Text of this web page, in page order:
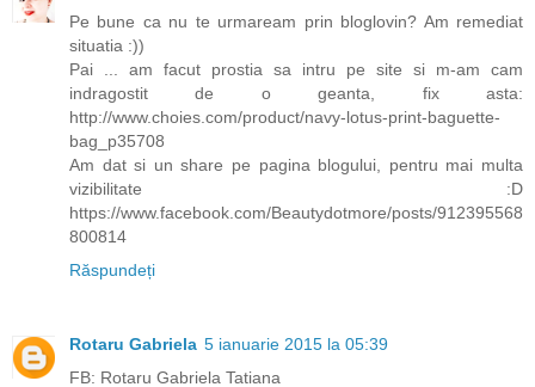
Pe bune ca nu te urmaream prin bloglovin? Am remediat
situatia :))
Pai ... am facut prostia sa intru pe site si m-am cam
indragostit de o geanta, fix asta:
http://www.choies.com/product/navy-lotus-print-baguette-
bag_p35708
Am dat si un share pe pagina blogului, pentru mai multa
vizibilitate :D
https://www.facebook.com/Beautydotmore/posts/912395568
800814
Răspundeți
Rotaru Gabriela 5 ianuarie 2015 la 05:39
FB: Rotaru Gabriela Tatiana